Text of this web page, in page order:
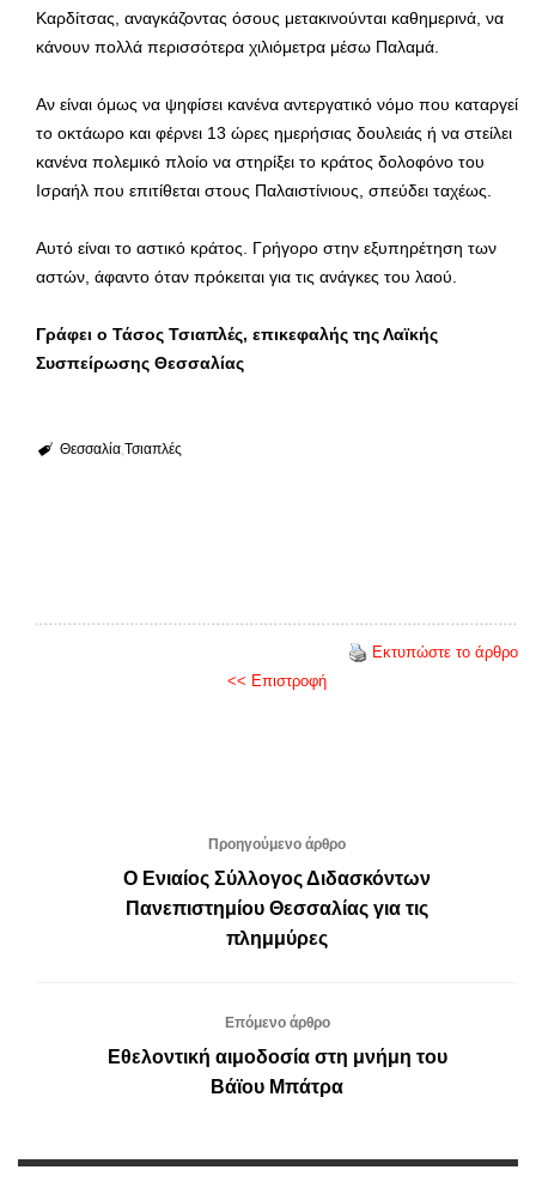
Καρδίτσας, αναγκάζοντας όσους μετακινούνται καθημερινά, να
κάνουν πολλά περισσότερα χιλιόμετρα μέσω Παλαμά.
Αν είναι όμως να ψηφίσει κανένα αντεργατικό νόμο που καταργεί
το οκτάωρο και φέρνει 13 ώρες ημερήσιας δουλειάς ή να στείλει
κανένα πολεμικό πλοίο να στηρίξει το κράτος δολοφόνο του
Ισραήλ που επιτίθεται στους Παλαιστίνιους, σπεύδει ταχέως.
Αυτό είναι το αστικό κράτος. Γρήγορο στην εξυπηρέτηση των
αστών, άφαντο όταν πρόκειται για τις ανάγκες του λαού.
Γράφει ο Τάσος Τσιαπλές, επικεφαλής της Λαϊκής
Συσπείρωσης Θεσσαλίας
Θεσσαλία Τσιαπλές
Εκτυπώστε το άρθρο
<< Επιστροφή
Προηγούμενο άρθρο
Ο Ενιαίος Σύλλογος Διδασκόντων
Πανεπιστημίου Θεσσαλίας για τις
πλημμύρες
Επόμενο άρθρο
Εθελοντική αιμοδοσία στη μνήμη του
Βάϊου Μπάτρα